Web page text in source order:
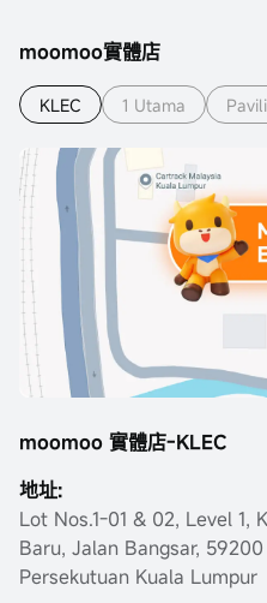
moomoo實體店
KLEC 1 Utama
moomoo 實體店-KLEC
地址:
Lot Nos.1-01 & 02, Level 1,
Baru, Jalan Bangsar,
Persekutuan Kuala Lumpur